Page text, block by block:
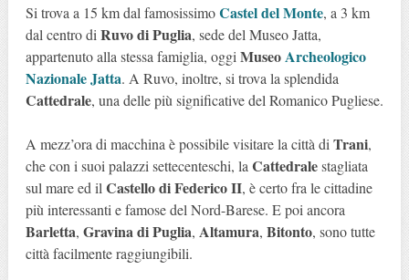
Si trova a 15 km dal famosissimoCastel del Monte, a 3 km
dal centro di Ruvo di Puglia, sede del Museo Jatta,
appartenuto alla stessa famiglia, oggi MuseoArcheologico
Nazionale Jatta. A Ruvo, inoltre, si trova la splendida
Cattedrale, una delle più significative del Romanico Pugliese.
A mezz’ora di macchina è possibile visitare la città di Trani,
che con i suoi palazzi settecenteschi, la Cattedralestagliata
sul mare ed il Castello di Federico II, è certo fra le cittadine
più interessanti e famose del Nord-Barese. E poi ancora
Barletta, Gravina di Puglia, Altamura, Bitonto, sono tutte
città facilmente raggiungibili.